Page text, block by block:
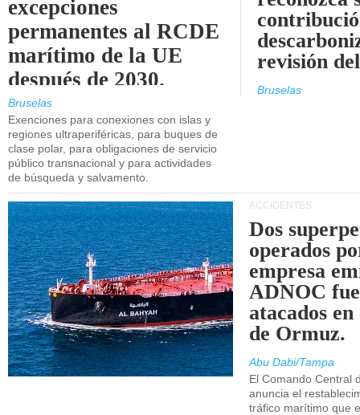
excepciones
permanentes al RCDE
marítimo de la UE
después de 2030.
Bruselas
Exenciones para conexiones con islas y
regiones ultraperiféricas, para buques de
clase polar, para obligaciones de servicio
público transnacional y para actividades
de búsqueda y salvamento.
revisión
Bruselas
ACCIDENTES
Dos
operados
empresa
ADNOC
atacados
de Ormuz.
Abu Dabi/Tampa
El Comando Central
anuncia el
tráfico marítimo que